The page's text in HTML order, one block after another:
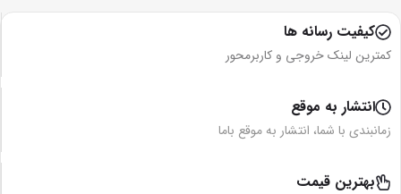
کیفیت رسانه ها
کمترین لینک خروجی و کاربرمحور
انتشار به موقع
زمانبندی با شما، انتشار به موقع باما
بهترین قیمت